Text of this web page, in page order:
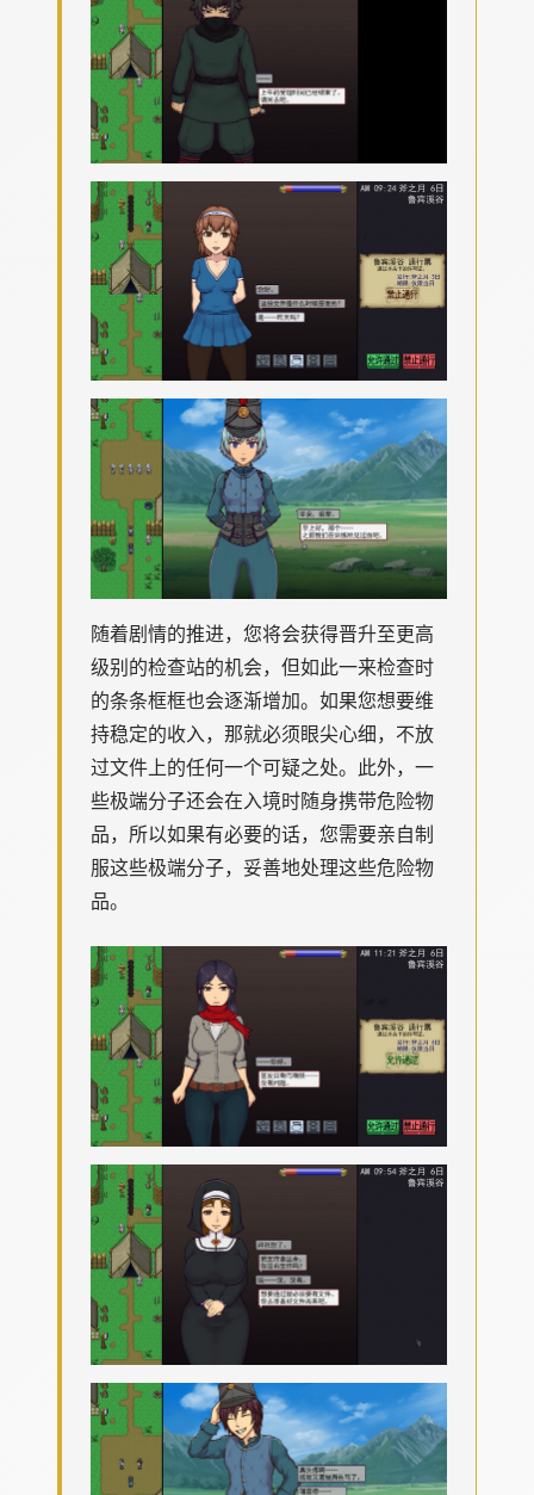
随着剧情的推进，您将会获得晋升至更高
级别的检查站的机会，但如此一来检查时
的条条框框也会逐渐增加。如果您想要维
持稳定的收入，那就必须眼尖心细，不放
过文件上的任何一个可疑之处。此外，一
些极端分子还会在入境时随身携带危险物
品，所以如果有必要的话，您需要亲自制
服这些极端分子，妥善地处理这些危险物
品。